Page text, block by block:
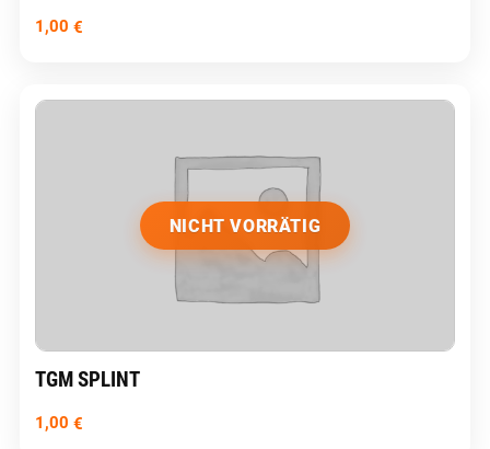
1,00 €
NICHT VORRÄTIG
TGM SPLINT
1,00 €